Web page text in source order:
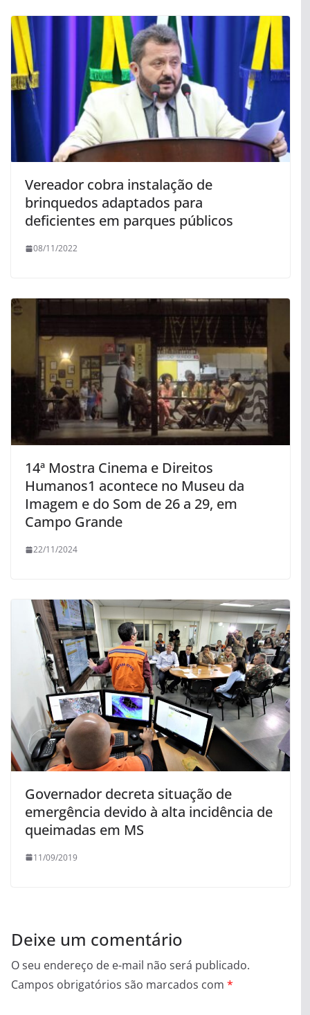
Vereador cobra instalação de
brinquedos adaptados para
deficientes em parques públicos
08/11/2022
14ª Mostra Cinema e Direitos
Humanos1 acontece no Museu da
Imagem e do Som de 26 a 29, em
Campo Grande
22/11/2024
Governador decreta situação de
emergência devido à alta incidência de
queimadas em MS
11/09/2019
Deixe um comentário
O seu endereço de e-mail não será publicado.
Campos obrigatórios são marcados com *